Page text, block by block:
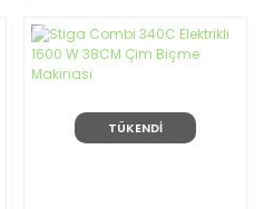
TÜKENDİ